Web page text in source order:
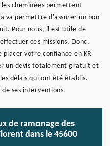
cheminées permettent
va permettre d'assurer un bon
Pour nous, il est utile de
ces missions. Donc,
placer votre confiance en KR
un devis totalement gratuit et
délais qui ont été établis.
ses interventions.
de ramonage des
dans le 45600